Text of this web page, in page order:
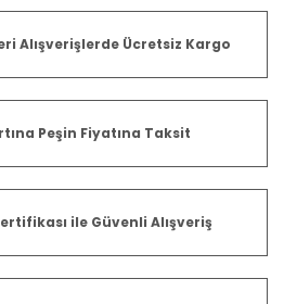
Alışverişlerde Ücretsiz Kargo
Peşin Fiyatına Taksit
ile Güvenli Alışveriş